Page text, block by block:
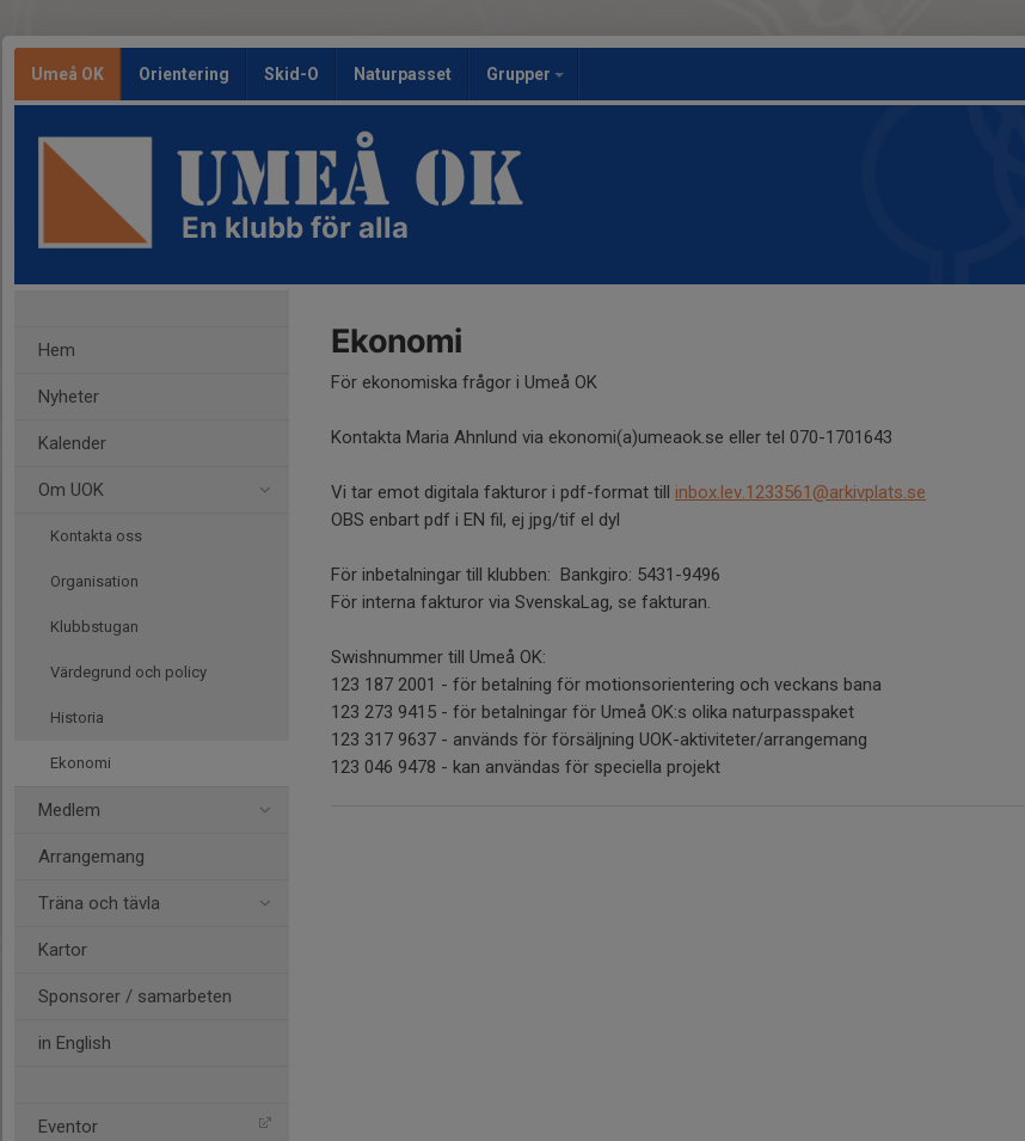
Umeå OK Orientering Skid-O Naturpasset Grupper
En klubb för alla
Hem
Nyheter
Kalender
Om UOK
Kontakta oss
Organisation
Klubbstugan
Värdegrund och policy
Historia
Ekonomi
Medlem
Arrangemang
Träna och tävla
Kartor
Sponsorer / samarbeten
in English
Eventor
Ekonomi
För ekonomiska frågor i Umeå OK
Kontakta Maria Ahnlund via ekonomi(a)umeaok.se eller tel 070-1701643
Vi tar emot digitala fakturor i pdf-format till inbox.lev.1233561@arkivplats.se
OBS enbart pdf i EN fil, ej jpg/tif el dyl
För inbetalningar till klubben: Bankgiro: 5431-9496
För interna fakturor via SvenskaLag, se fakturan.
Swishnummer till Umeå OK:
123 187 2001 - för betalning för motionsorientering och veckans bana
123 273 9415 - för betalningar för Umeå OK:s olika naturpasspaket
123 317 9637 - används för försäljning UOK-aktiviteter/arrangemang
123 046 9478 - kan användas för speciella projekt